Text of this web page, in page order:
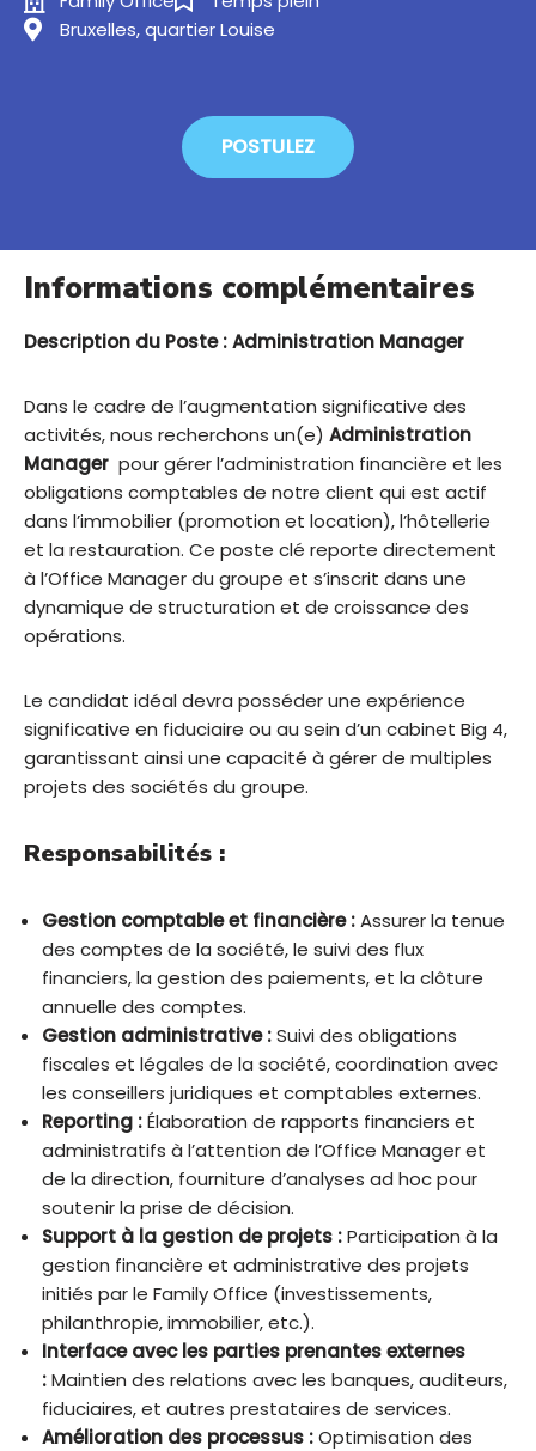
Bruxelles, quartier Louise
POSTULEZ
Informations complémentaires
Description du Poste : Administration Manager
Dans le cadre de l’augmentation significative des
activités, nous recherchons un(e) Administration
Manager pour gérer l’administration financière et les
obligations comptables de notre client qui est actif
dans l’immobilier (promotion et location), l’hôtellerie
et la restauration. Ce poste clé reporte directement
à l’Office Manager du groupe et s’inscrit dans une
dynamique de structuration et de croissance des
opérations.
Le candidat idéal devra posséder une expérience
significative en fiduciaire ou au sein d’un cabinet Big 4,
garantissant ainsi une capacité à gérer de multiples
projets des sociétés du groupe.
Responsabilités :
Gestion comptable et financière :Assurer la tenue
des comptes de la société, le suivi des flux
financiers, la gestion des paiements, et la clôture
annuelle des comptes.
Gestion administrative :Suivi des obligations
fiscales et légales de la société, coordination avec
les conseillers juridiques et comptables externes.
Reporting :Élaboration de rapports financiers et
administratifs à l’attention de l’Office Manager et
de la direction, fourniture d’analyses ad hoc pour
soutenir la prise de décision.
Support à la gestion de projets :Participation à la
gestion financière et administrative des projets
initiés par le Family Office (investissements,
philanthropie, immobilier, etc.).
Interface avec les parties prenantes externes
:Maintien des relations avec les banques, auditeurs,
fiduciaires, et autres prestataires de services.
Amélioration des processus :Optimisation des